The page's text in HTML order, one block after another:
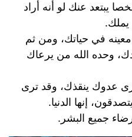
عنك لو أنه أراد
يملك.
في حياتك، ومن ثم
وحده الله من يرعاك
عدوك ينقذك، وقد ترى
إنها الدنيا.
جميع البشر.